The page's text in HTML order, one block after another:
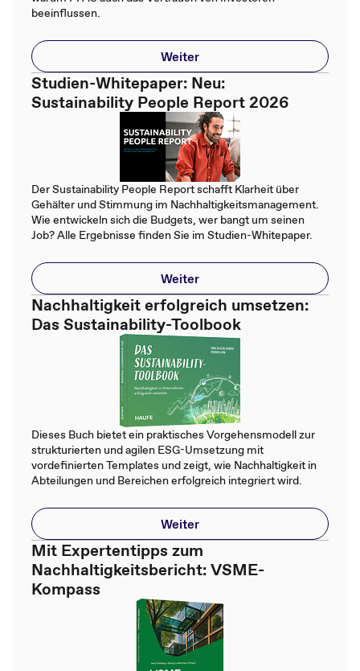
beeinflussen.
Weiter
Studien-Whitepaper: Neu:
Sustainability People Report 2026
Der Sustainability People Report schafft Klarheit über
Gehälter und Stimmung im Nachhaltigkeitsmanagement.
Wie entwickeln sich die Budgets, wer bangt um seinen
Job? Alle Ergebnisse finden Sie im Studien-Whitepaper.
Weiter
Nachhaltigkeit erfolgreich umsetzen:
Das Sustainability-Toolbook
Dieses Buch bietet ein praktisches Vorgehensmodell zur
strukturierten und agilen ESG-Umsetzung mit
vordefinierten Templates und zeigt, wie Nachhaltigkeit in
Abteilungen und Bereichen erfolgreich integriert wird.
Weiter
Mit Expertentipps zum
Nachhaltigkeitsbericht: VSME-
Kompass